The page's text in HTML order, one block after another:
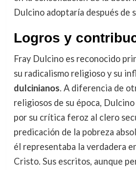
Dulcino adoptaría después de
Logros y
Fray Dulcino es reconocido
su radicalismo religioso y su
dulcinianos. A diferencia de
religiosos de su época,
por su crítica feroz al clero
predicación de la pobreza
él representaba la verdadera
Cristo. Sus escritos, aunque